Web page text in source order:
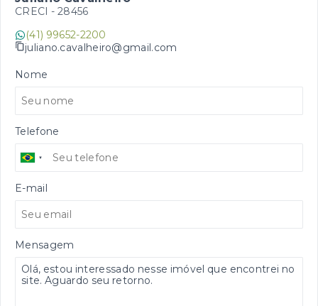
CRECI - 28456
(41) 99652-2200
juliano.cavalheiro@gmail.com
Nome
Telefone
E-mail
Mensagem